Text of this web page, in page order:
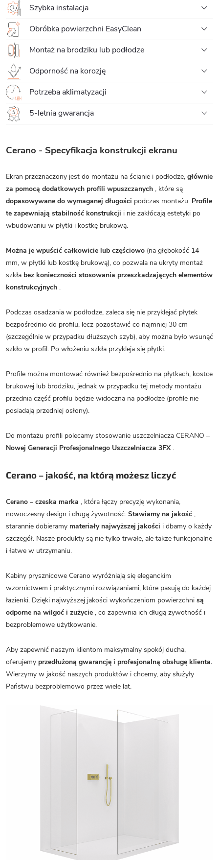
Szybka instalacja
Obróbka powierzchni EasyClean
Montaż na brodziku lub podłodze
Odporność na korozję
Potrzeba aklimatyzacji
5-letnia gwarancja
Cerano - Specyfikacja konstrukcji ekranu
Ekran przeznaczony jest do montażu na ścianie i podłodze, głównie
za pomocą dodatkowych profili wpuszczanych , które są
dopasowywane do wymaganej długości podczas montażu. Profile
te zapewniają stabilność konstrukcji i nie zakłócają estetyki po
wbudowaniu w płytki i kostkę brukową.
Można je wpuścić całkowicie lub częściowo (na głębokość 14
mm, w płytki lub kostkę brukową), co pozwala na ukryty montaż
szkła bez konieczności stosowania przeszkadzających elementów
konstrukcyjnych .
Podczas osadzania w podłodze, zaleca się nie przyklejać płytek
bezpośrednio do profilu, lecz pozostawić co najmniej 30 cm
(szczególnie w przypadku dłuższych szyb), aby można było wsunąć
szkło w profil. Po włożeniu szkła przykleja się płytki.
Profile można montować również bezpośrednio na płytkach, kostce
brukowej lub brodziku, jednak w przypadku tej metody montażu
przednia część profilu będzie widoczna na podłodze (profile nie
posiadają przedniej osłony).
Do montażu profili polecamy stosowanie uszczelniacza CERANO –
Nowej Generacji Profesjonalnego Uszczelniacza 3FX.
Cerano – jakość, na którą możesz liczyć
Cerano – czeska marka , która łączy precyzję wykonania,
nowoczesny design i długą żywotność. Stawiamy na jakość ,
starannie dobieramy materiały najwyższej jakości i dbamy o każdy
szczegół. Nasze produkty są nie tylko trwałe, ale także funkcjonalne
i łatwe w utrzymaniu.
Kabiny prysznicowe Cerano wyróżniają się eleganckim
wzornictwem i praktycznymi rozwiązaniami, które pasują do każdej
łazienki. Dzięki najwyższej jakości wykończeniom powierzchni są
odporne na wilgoć i zużycie , co zapewnia ich długą żywotność i
bezproblemowe użytkowanie.
Aby zapewnić naszym klientom maksymalny spokój ducha,
oferujemy przedłużoną gwarancję i profesjonalną obsługę klienta.
Wierzymy w jakość naszych produktów i chcemy, aby służyły
Państwu bezproblemowo przez wiele lat.